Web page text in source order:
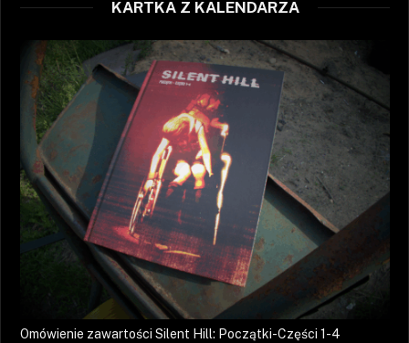
KARTKA Z KALENDARZA
Omówienie zawartości Silent Hill: Początki-Części 1-4